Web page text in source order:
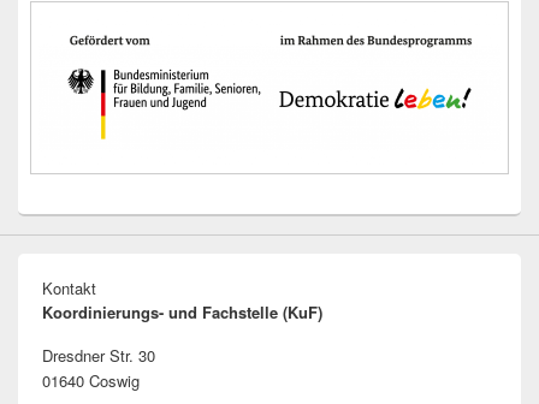
Kontakt
Koordinierungs- und Fachstelle (KuF)
Dresdner Str. 30
01640 Coswig